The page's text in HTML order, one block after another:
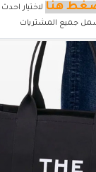
هنا لاختيار احدث
يشمل جميع المشتريات